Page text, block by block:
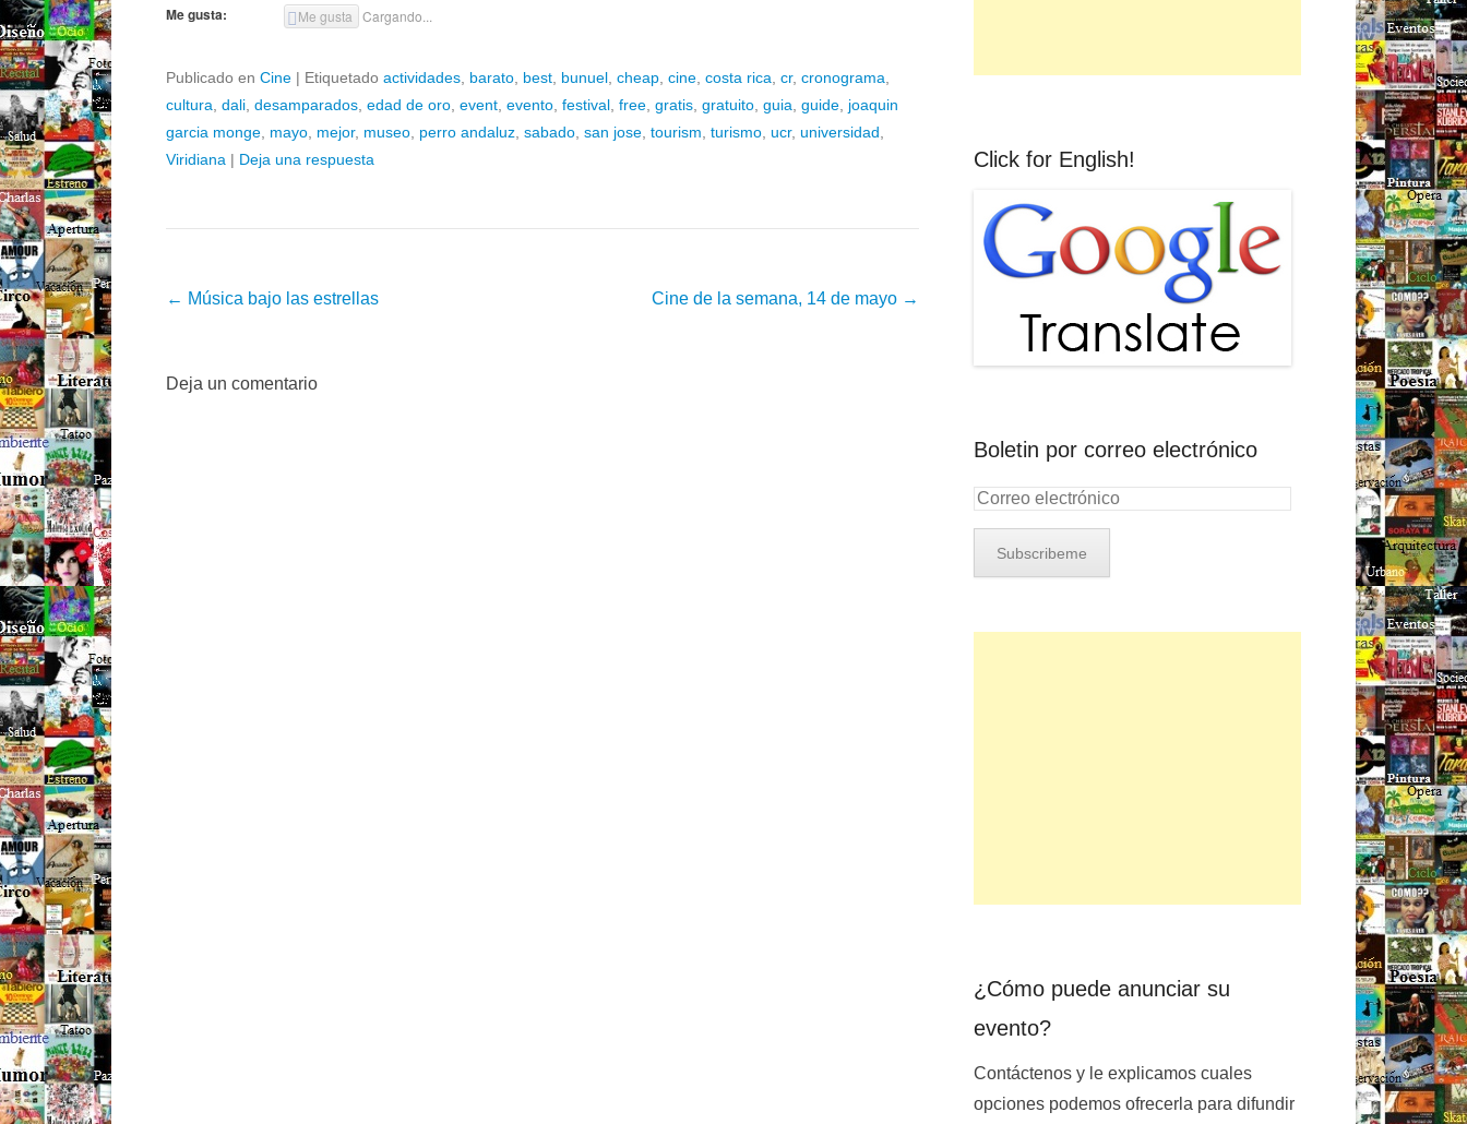
Me gusta: Me gusta Cargando...
Publicado en Cine | Etiquetado actividades barato best bunuel cheap cine costa rica cr, cronograma
cultura dali desamparados edad de oro event evento festival free gratis gratuito guia guide joaquin
garcia monge mayo mejor, museo perro andaluz sabado san jose tourism turismo ucr, universidad
Viridiana | Deja una respuesta
Post navigation
← Música bajo las estrellas Cine de la semana, 14 de mayo →
Deja un comentario
Click for English!
Boletin por correo electrónico
¿Cómo puede anunciar su
evento?
Contáctenos y le explicamos cuales
opciones podemos ofrecerla para difundir